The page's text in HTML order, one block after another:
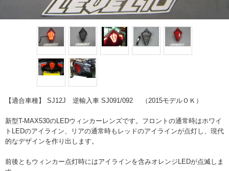
【適合車種】 SJ12J 逆輸入車 SJ091/092 （2015モデルＯＫ）
新型T-MAX530のLEDウィンカーレンズです。フロントの通常時はホワイ
トLEDのアイライン、リアの通常時もレッドのアイラインが点灯し、現代
的なデザインを作り出します。
前後ともウィンカー点灯時にはアイラインを含みオレンジLEDが点滅しま